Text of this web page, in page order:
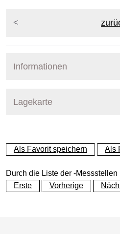
Informationen
Lagekarte
+
−
Als Favorit speichern Als
Durch die Liste der -Messstellen
Erste
Vorherige